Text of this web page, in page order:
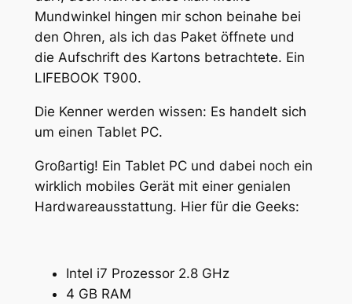
Mundwinkel hingen mir schon beinahe bei
den Ohren, als ich das Paket öffnete und
die Aufschrift des Kartons betrachtete. Ein
LIFEBOOK T900.
Die Kenner werden wissen: Es handelt sich
um einen Tablet PC.
Großartig! Ein Tablet PC und dabei noch ein
wirklich mobiles Gerät mit einer genialen
Hardwareausstattung. Hier für die Geeks:
Intel i7 Prozessor 2.8 GHz
4 GB RAM